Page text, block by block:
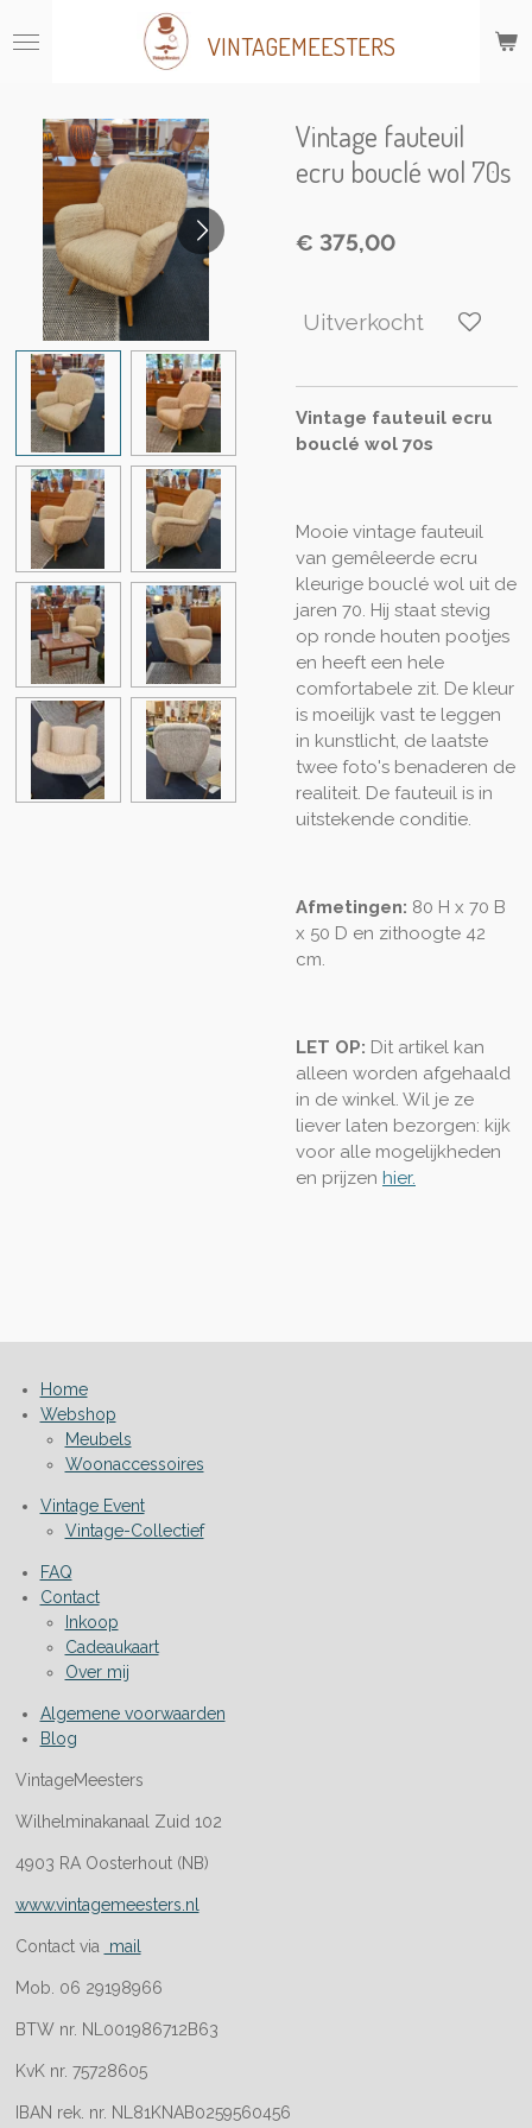
direct
hoofdinhoud
VINTAGEMEESTERS
Vintage fauteuil
ecru bouclé wol 70s
€ 375,00
Uitverkocht
Vintage fauteuil ecru
bouclé wol 70s
Mooie vintage fauteuil
van gemêleerde ecru
kleurige bouclé wol uit de
jaren 70. Hij staat stevig
op ronde houten pootjes
en heeft een hele
comfortabele zit. De kleur
is moeilijk vast te leggen
in kunstlicht, de laatste
twee foto's benaderen de
realiteit. De fauteuil is in
uitstekende conditie.
Afmetingen: 80 H x 70 B
x 50 D en zithoogte 42
cm.
LET OP: Dit artikel kan
alleen worden afgehaald
in de winkel. Wil je ze
liever laten bezorgen: kijk
voor alle mogelijkheden
en prijzen hier.
Home
Webshop
Meubels
Woonaccessoires
Vintage Event
Vintage-Collectief
FAQ
Contact
Inkoop
Cadeaukaart
Over mij
Algemene voorwaarden
Blog
VintageMeesters
Wilhelminakanaal Zuid 102
4903 RA Oosterhout (NB)
www.vintagemeesters.nl
Contact via mail
Mob. 06 29198966
BTW nr. NL001986712B63
KvK nr. 75728605
IBAN rek. nr. NL81KNAB0259560456